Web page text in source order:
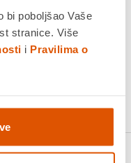
bi poboljšao Vaše
stranice. Više
i Pravilima o